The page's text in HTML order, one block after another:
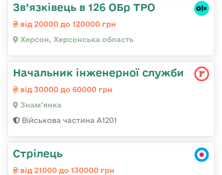
Зв’язківець в 126 ОБр ТРО
від 20000 до 120000 грн
Херсон, Херсонська область
Начальник інженерної служби
від 30000 до 60000 грн
Знам'янка
Військова частина А1201
Стрілець
від 21000 до 130000 грн